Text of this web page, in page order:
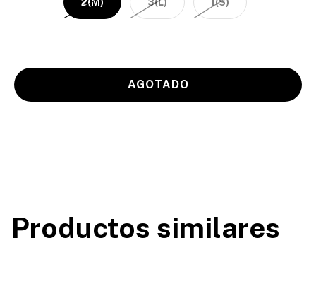
Productos similares